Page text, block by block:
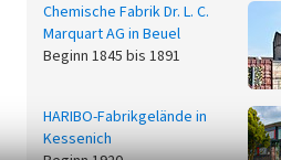
Chemische Fabrik Dr. L. C.
Marquart AG in Beuel
Beginn 1845 bis 1891
HARIBO-Fabrikgelände in
Kessenich